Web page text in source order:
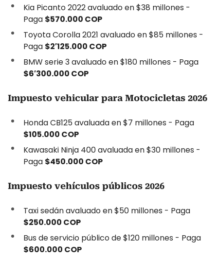
Kia Picanto 2022 avaluado en $38 millones -
Paga $570.000 COP
Toyota Corolla 2021 avaluado en $85 millones -
Paga $2′125.000 COP
BMW serie 3 avaluado en $180 millones - Paga
$6′300.000 COP
Impuesto vehicular para Motocicletas 2026
Honda CB125 avaluada en $7 millones - Paga
$105.000 COP
Kawasaki Ninja 400 avaluada en $30 millones -
Paga $450.000 COP
Impuesto vehículos públicos 2026
Taxi sedán avaluado en $50 millones - Paga
$250.000 COP
Bus de servicio público de $120 millones - Paga
$600.000 COP